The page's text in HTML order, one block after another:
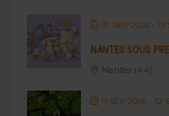
07 SEP 2026- 13
NANTES SOUS
Nantes (44)
11 SEP 2026- 12